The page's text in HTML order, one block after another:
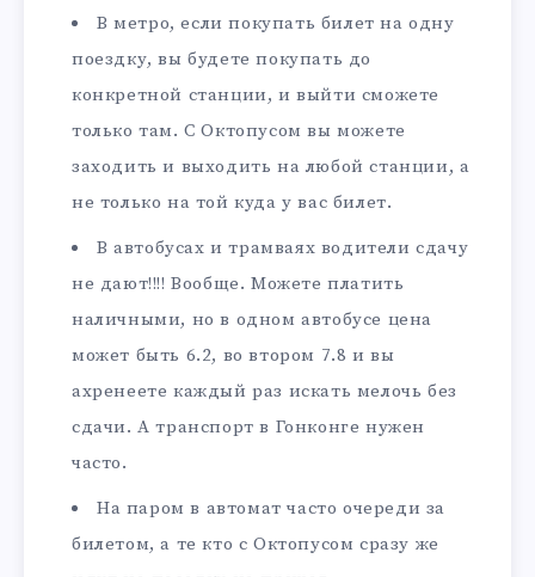
В метро, если покупать билет на одну
поездку, вы будете покупать до
конкретной станции, и выйти сможете
только там. С Октопусом вы можете
заходить и выходить на любой станции, а
не только на той куда у вас билет.
В автобусах и трамваях водители сдачу
не дают!!!! Вообще. Можете платить
наличными, но в одном автобусе цена
может быть 6.2, во втором 7.8 и вы
ахренеете каждый раз искать мелочь без
сдачи. А транспорт в Гонконге нужен
часто.
На паром в автомат часто очереди за
билетом, а те кто с Октопусом сразу же